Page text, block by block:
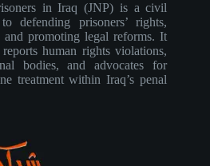
in Iraq (JNP) is a civil
defending prisoners’ rights,
promoting legal reforms. It
human rights violations,
bodies, and advocates for
treatment within Iraq’s penal